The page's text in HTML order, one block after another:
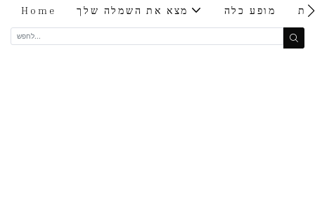
Home מצא את השמלה שלך מופע כלה